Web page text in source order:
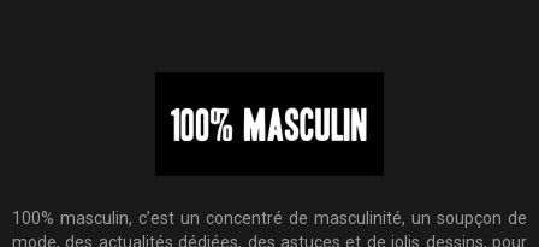
100% masculin, c’est un concentré de masculinité, un soupçon de
mode, des actualités dédiées, des astuces et de jolis dessins, pour